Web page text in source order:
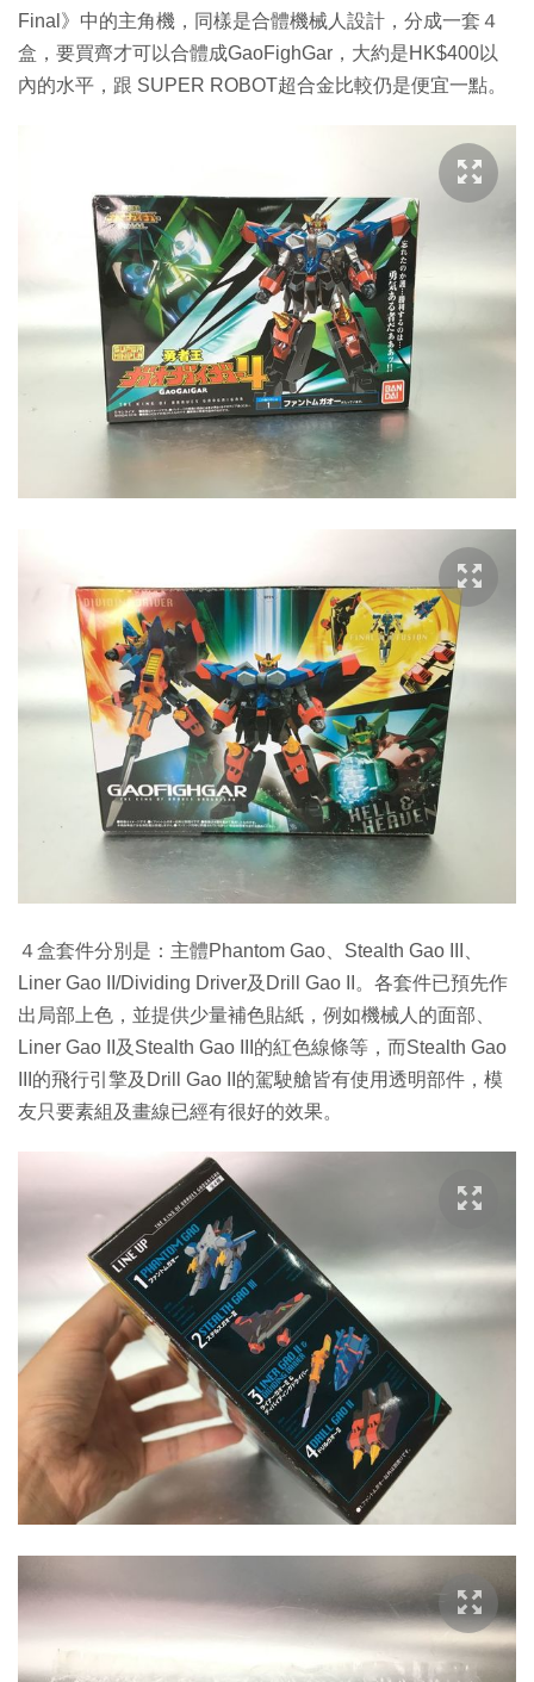
Final》中的主角機，同樣是合體機械人設計，分成一套４
盒，要買齊才可以合體成GaoFighGar，大約是HK$400以
內的水平，跟 SUPER ROBOT超合金比較仍是便宜一點。
４盒套件分別是：主體Phantom Gao、Stealth Gao III、
Liner Gao II/Dividing Driver及Drill Gao II。各套件已預先作
出局部上色，並提供少量補色貼紙，例如機械人的面部、
Liner Gao II及Stealth Gao III的紅色線條等，而Stealth Gao
III的飛行引擎及Drill Gao II的駕駛艙皆有使用透明部件，模
友只要素組及畫線已經有很好的效果。